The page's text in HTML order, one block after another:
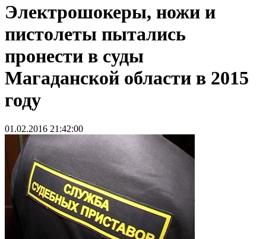
Электрошокеры, ножи и
пистолеты пытались
пронести в суды
Магаданской области в 2015
году
01.02.2016 21:42:00